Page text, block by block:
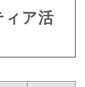
ィア活